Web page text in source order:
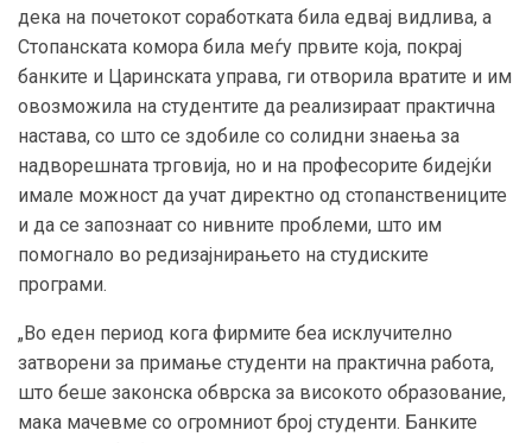
дека на почетокот соработката била едвај видлива, а
Стопанската комора била меѓу првите која, покрај
банките и Царинската управа, ги отворила вратите и им
овозможила на студентите да реализираат практична
настава, со што се здобиле со солидни знаења за
надворешната трговија, но и на професорите бидејќи
имале можност да учат директно од стопанствениците
и да се запознаат со нивните проблеми, што им
помогнало во редизајнирањето на студиските
програми.
„Во еден период кога фирмите беа исклучително
затворени за примање студенти на практична работа,
што беше законска обврска за високото образование,
мака мачевме со огромниот број студенти. Банките